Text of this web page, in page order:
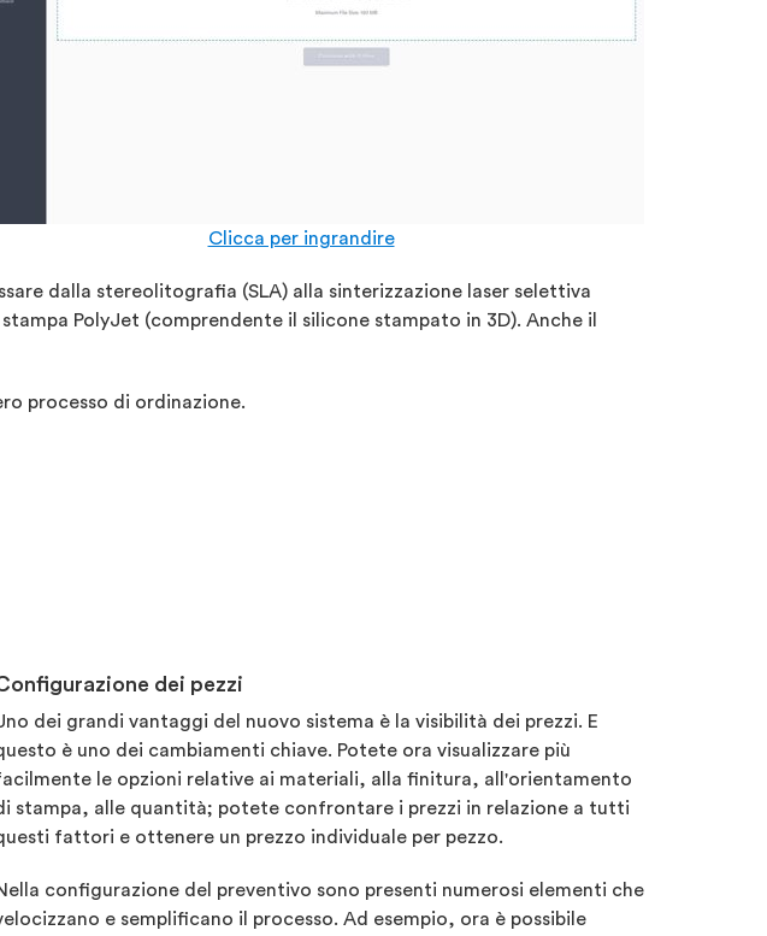
Clicca per ingrandire
dalla stereolitografia (SLA) alla sinterizzazione laser selettiva
PolyJet (comprendente il silicone stampato in 3D). Anche il
processo di ordinazione.
dei pezzi
dei grandi vantaggi del nuovo sistema è la visibilità dei prezzi. E
è uno dei cambiamenti chiave. Potete ora visualizzare più
le opzioni relative ai materiali, alla finitura, all'orientamento
stampa, alle quantità; potete confrontare i prezzi in relazione a tutti
fattori e ottenere un prezzo individuale per pezzo.
configurazione del preventivo sono presenti numerosi elementi che
e semplificano il processo. Ad esempio, ora è possibile